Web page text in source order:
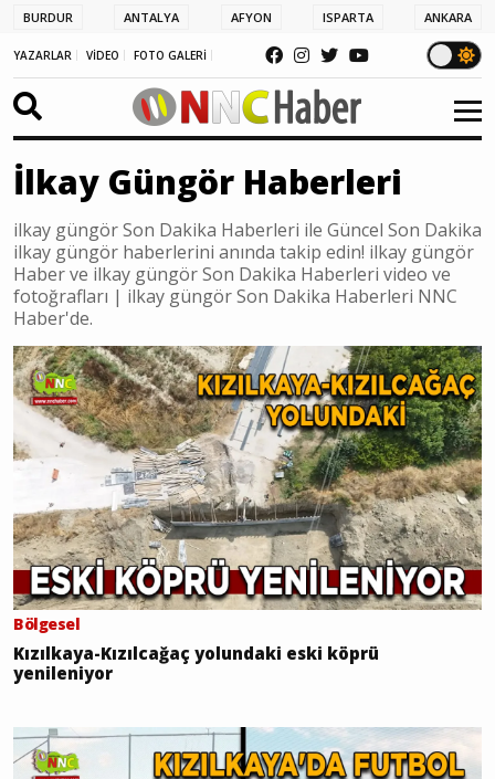
BURDUR ANTALYA AFYON ISPARTA ANKARA
YAZARLAR VİDEO FOTO GALERİ
İlkay Güngör Haberleri
ilkay güngör Son Dakika Haberleri ile Güncel Son Dakika
ilkay güngör haberlerini anında takip edin! ilkay güngör
Haber ve ilkay güngör Son Dakika Haberleri video ve
fotoğrafları | ilkay güngör Son Dakika Haberleri NNC
Haber'de.
Bölgesel
Kızılkaya-Kızılcağaç yolundaki eski köprü
yenileniyor